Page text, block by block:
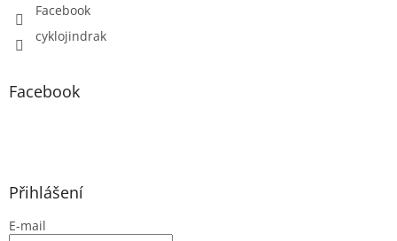
Facebook
cyklojindrak
Facebook
Přihlášení
E-mail